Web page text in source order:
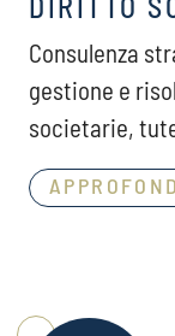
Consulenza
gestione e
societarie,